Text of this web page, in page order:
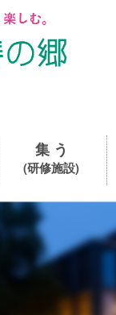
集 う
(研修施設)